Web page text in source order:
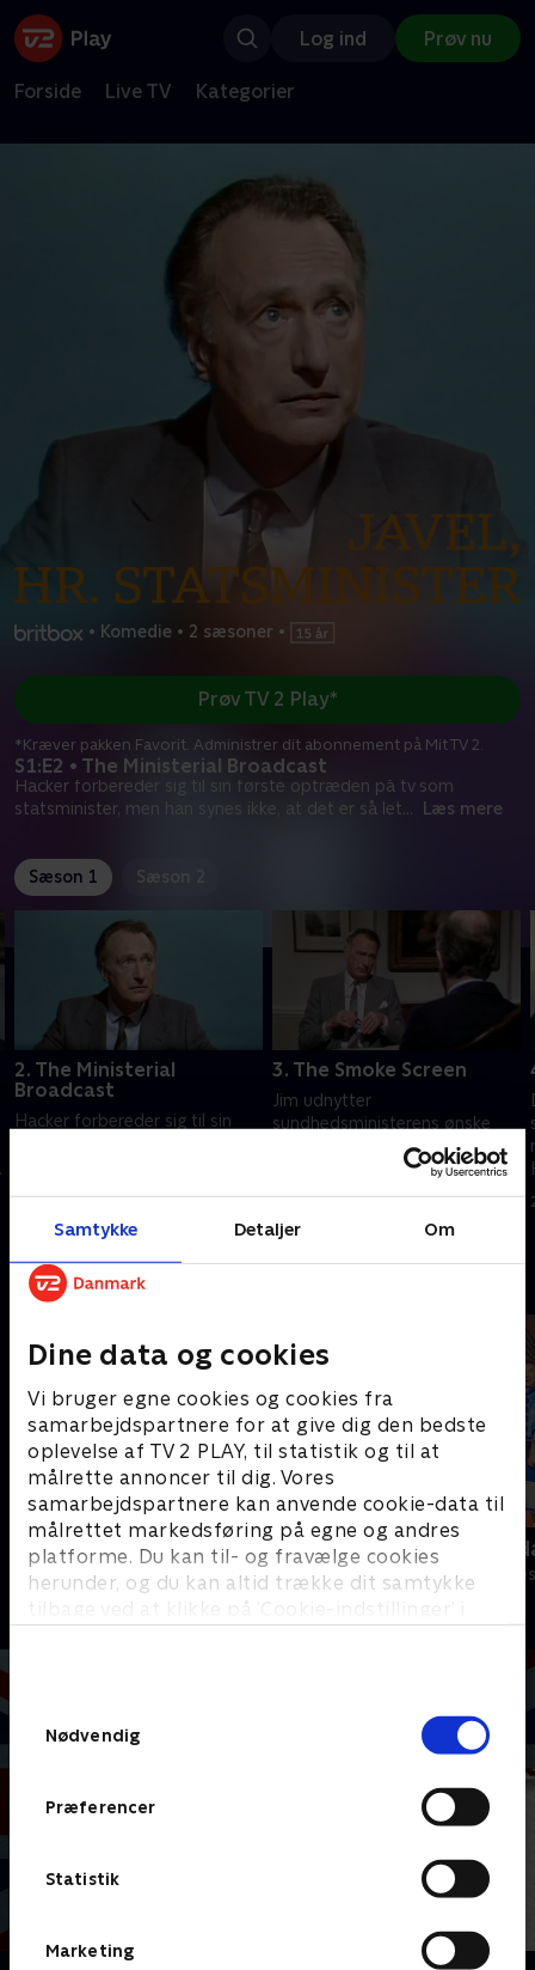
Samtykke Detaljer Om
Dine data og cookies
Vi bruger egne cookies og cookies fra
samarbejdspartnere for at give dig den bedste
oplevelse af TV 2 PLAY, til statistik og til at
målrette annoncer til dig. Vores
samarbejdspartnere kan anvende cookie-data til
målrettet markedsføring på egne og andres
platforme. Du kan til- og fravælge cookies
herunder, og du kan altid trække dit samtykke
tilbage ved at klikke på ’Cookie-indstillinger’ i
Nødvendig
Præferencer
Statistik
Marketing
Log ind Prøv nu
Forside Live TV Kategorier
• Komedie • 2 sæsoner •
S1:E2 • The Ministerial Broadcast
Hacker forbereder sig til sin første optræden på tv som
statsminister, men han synes ikke, at det er så let... Læs mere
Prøv TV 2 Play*
*Kræver pakken Favorit. Administrer dit abonnement på Mit TV 2.
Sæson 1 Sæson 2
2. The Ministerial
Broadcast
Hacker forbereder sig til sin
13. juli 2006 • 29 min
3. The Smoke Screen
Jim udnytter
sundhedsministerens ønske
om at afskaffe rygning gennem
beskatning til at stoppe
20. juli 2006 • 29 min
Andre så også
Padeldrømme
Komedie • 1 sæsoner
Robssons
Komedie • 1